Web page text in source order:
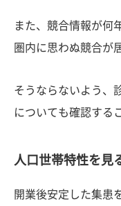
また、競合情報が何
圏内に思わぬ競合が
そうならないよう、
についても確認する
人口世帯特性を見
開業後安定した集患